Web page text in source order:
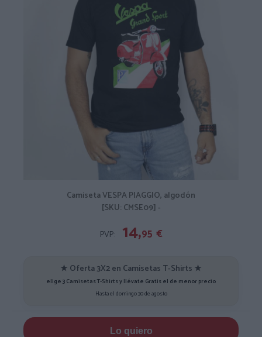
Camiseta VESPA PIAGGIO, algodón
[SKU: CMSE09] -
PVP:
14,95 €
★ Oferta 3X2 en Camisetas T-Shirts ★
elige 3 Camisetas T-Shirts y llévate Gratis el de menor precio
Hasta el domingo 30 de agosto
Lo quiero